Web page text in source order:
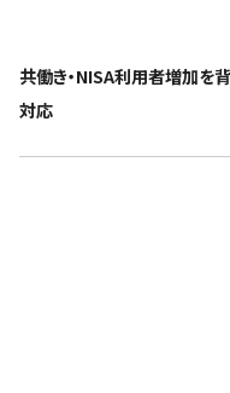
共働き・NISA利用者増加を
対応